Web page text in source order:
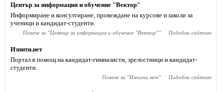
Център за информация и обучение "Вектор"
Информиране и консултиране, провеждане на курсове и школи за
ученици и кандидат-студенти.
Повече за "Център за информация и обучение "Вектор"" Подобни сайтове
Изпити.нет
Портал в помощ на кандидат-гимназисти, зрелостници и кандидат-
студенти.
Повече за "Изпити.нет" Подобни сайтове